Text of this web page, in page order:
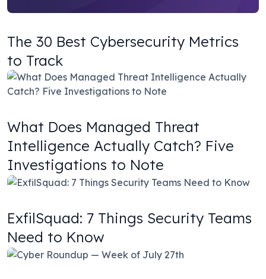
The 30 Best Cybersecurity Metrics
to Track
What Does Managed Threat
Intelligence Actually Catch? Five
Investigations to Note
ExfilSquad: 7 Things Security Teams
Need to Know